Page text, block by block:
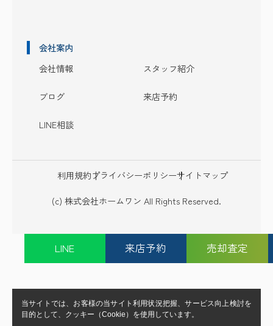
会社案内
会社情報
スタッフ紹介
ブログ 来店予約
LINE相談
利用規約プライバシーポリシーサイトマップ
(c) 株式会社ホームワン All Rights Reserved.
LINE 来店予約 売却査定
当サイトでは、お客様の当サイト利用状況把握、サービス向上検討を
目的として、クッキー（Cookie）を使用しています。